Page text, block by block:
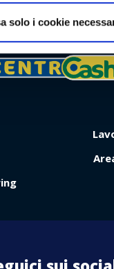
solo i cookie